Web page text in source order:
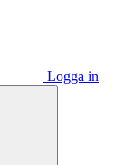
Logga in